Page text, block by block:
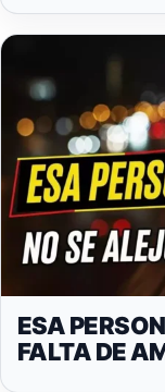
ESA
FALTA DE